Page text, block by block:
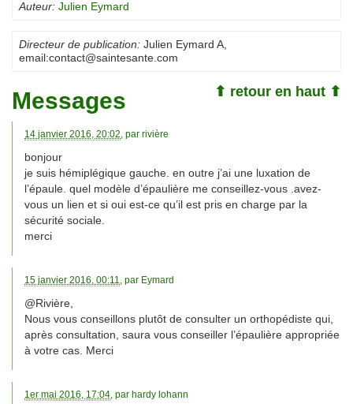
Auteur: Julien Eymard
Directeur de publication: Julien Eymard A,
email:contact@saintesante.com
⬆ retour en haut ⬆
Messages
14 janvier 2016, 20:02, par rivière
bonjour
je suis hémiplégique gauche. en outre j’ai une luxation de
l’épaule. quel modèle d’épaulière me conseillez-vous .avez-
vous un lien et si oui est-ce qu’il est pris en charge par la
sécurité sociale.
merci
15 janvier 2016, 00:11, par Eymard
@Rivière,
Nous vous conseillons plutôt de consulter un orthopédiste qui,
après consultation, saura vous conseiller l’épaulière appropriée
à votre cas. Merci
1er mai 2016, 17:04, par hardy lohann